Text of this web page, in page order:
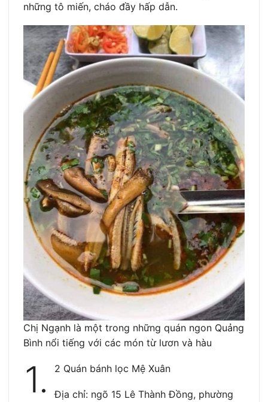
những tô miến, cháo đầy hấp dẫn.
Chị Ngạnh là một trong những quán ngon Quảng
Bình nổi tiếng với các món từ lươn và hàu
1. 2 Quán bánh lọc Mệ Xuân
Địa chỉ: ngõ 15 Lê Thành Đồng, phường